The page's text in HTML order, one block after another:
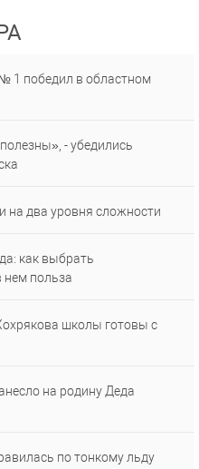
1 победил в областном
- убедились
на два уровня сложности
как выбрать
нем польза
школы готовы с
на родину Деда
по тонкому льду